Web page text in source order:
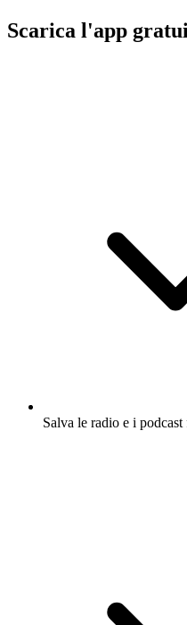
Scarica l'app
Salva le radio e i